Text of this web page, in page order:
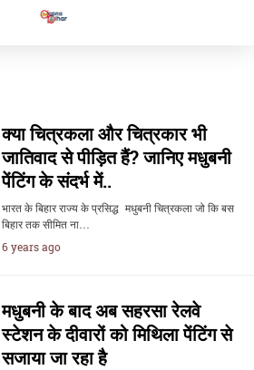
क्या चित्रकला और चित्रकार भी
जातिवाद से पीड़ित हैं? जानिए मधुबनी
पेंटिंग के संदर्भ में..
भारत के बिहार राज्य के प्रसिद्ध मधुबनी चित्रकला जो कि बस
बिहार तक सीमित ना…
6 years ago
मधुबनी के बाद अब सहरसा रेलवे
स्टेशन के दीवारों को मिथिला पेंटिंग से
सजाया जा रहा है